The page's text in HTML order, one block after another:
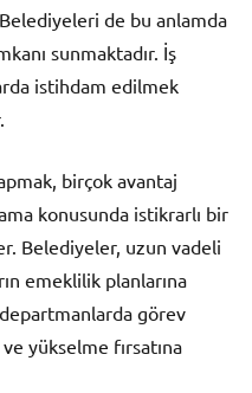
de bu anlamda
sunmaktadır. İş
istihdam edilmek
birçok avantaj
konusunda istikrarlı bir
Belediyeler, uzun vadeli
emeklilik planlarına
görev
yükselme fırsatına